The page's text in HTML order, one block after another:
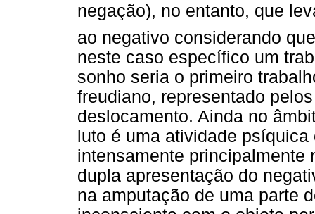
negação), no entanto, que
ao negativo considerando
neste caso específico um
sonho seria o primeiro
freudiano, representado
deslocamento. Ainda no
luto é uma atividade
intensamente principalmente
dupla apresentação do
na amputação de uma parte